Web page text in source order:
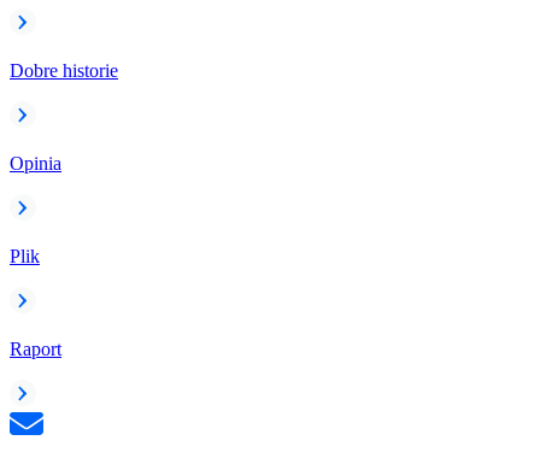
Dobre historie
Opinia
Plik
Raport